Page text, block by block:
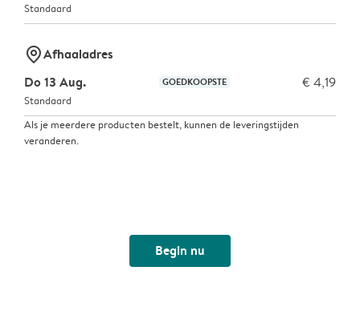
Standaard
marker-pinAfhaaladres
Do 13 Aug.
GOEDKOOPSTE € 4,19
Standaard
Als je meerdere producten bestelt, kunnen de leveringstijden
veranderen.
Begin nu